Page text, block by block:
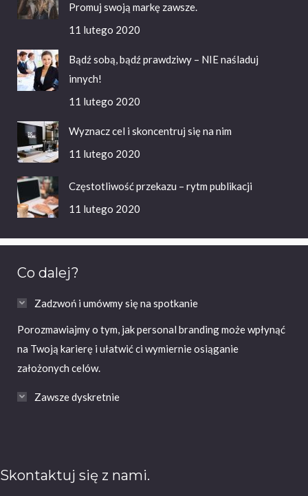
Promuj swoją markę zawsze.
11 lutego 2020
Bądź sobą, bądź prawdziwy – NIE naśladuj
innych!
11 lutego 2020
Wyznacz cel i skoncentruj się na nim
11 lutego 2020
Częstotliwość przekazu – rytm publikacji
11 lutego 2020
Co dalej?
Zadzwoń i umówmy się na spotkanie
Porozmawiajmy o tym, jak personal branding może wpłynąć
na Twoją karierę i ułatwić ci wymiernie osiąganie
założonych celów.
Zawsze dyskretnie
Skontaktuj się z nami.